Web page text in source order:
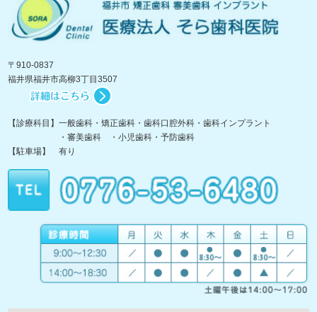
〒910-0837
福井県福井市高柳3丁目3507
【診療科目】一般歯科・矯正歯科・歯科口腔外科・歯科インプラント
・審美歯科 ・小児歯科・予防歯科
【駐車場】 有り